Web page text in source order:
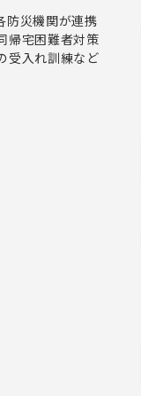
防災機関が連携
帰宅困難者対策
受入れ訓練など